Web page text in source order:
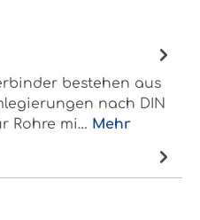
bestehen aus
nach DIN
Rohre mi… Mehr